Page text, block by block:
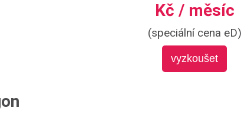
Kč / měsíc
(speciální cena eD)
vyzkoušet